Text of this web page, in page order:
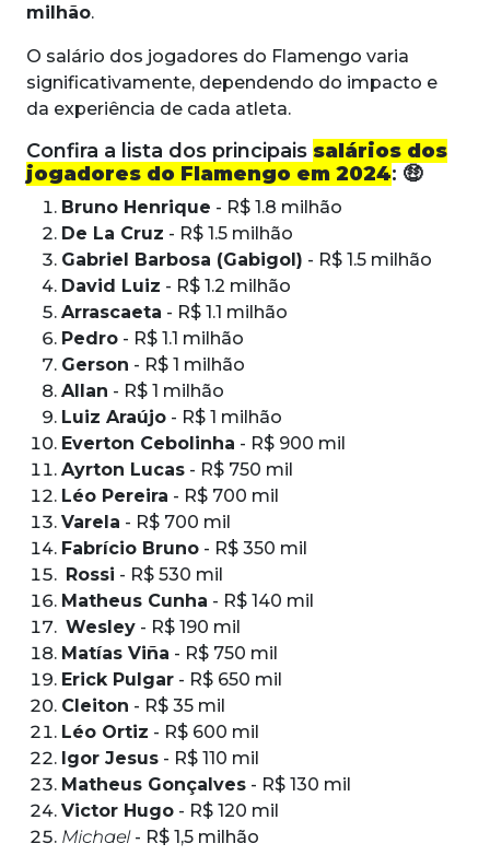
milhão.
O salário dos jogadores do Flamengo varia
significativamente, dependendo do impacto e
da experiência de cada atleta.
Confira a lista dos principais salários dos
jogadores do Flamengo em 2024: 🤑
Bruno Henrique - R$ 1.8 milhão
De La Cruz - R$ 1.5 milhão
Gabriel Barbosa (Gabigol) - R$ 1.5 milhão
David Luiz - R$ 1.2 milhão
Arrascaeta - R$ 1.1 milhão
Pedro - R$ 1.1 milhão
Gerson - R$ 1 milhão
Allan - R$ 1 milhão
Luiz Araújo - R$ 1 milhão
Everton Cebolinha - R$ 900 mil
Ayrton Lucas - R$ 750 mil
Léo Pereira - R$ 700 mil
Varela - R$ 700 mil
Fabrício Bruno - R$ 350 mil
Rossi - R$ 530 mil
Matheus Cunha - R$ 140 mil
Wesley - R$ 190 mil
Matías Viña - R$ 750 mil
Erick Pulgar - R$ 650 mil
Cleiton - R$ 35 mil
Léo Ortiz - R$ 600 mil
Igor Jesus - R$ 110 mil
Matheus Gonçalves - R$ 130 mil
Victor Hugo - R$ 120 mil
Michael - R$ 1,5 milhão